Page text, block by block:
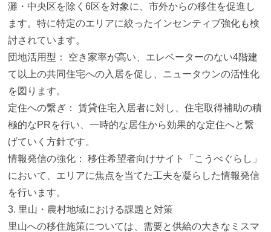
灘・ 中央区を除く6区を対象に、市外からの移住を促進し
ます。特に特定のエリアに絞ったインセンティブ強化も検
討されています。
団地活用型： 空き家率が高い、 エレベーターのない4階建
て以上の共同住宅への入居を促し、 ニュータウンの活性化
を図ります。
定住への繋ぎ： 賃貸住宅入居者に対し、住宅取得補助の積
極的なPRを行い、一時的な居住から効果的な定住へと繋
げていく方針です。
情報発信の強化： 移住希望者向けサイト「こうべぐらし」
において、 エリアに焦点を当てた工夫を凝らした情報発信
を行います。
3. 里山・農村地域における課題と対策
里山への移住施策については、 需要と供給の大きなミスマ